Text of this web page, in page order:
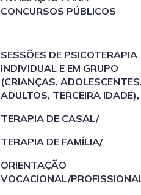
CONCURSOS PÚBLICOS
SESSÕES DE PSICOTERAPIA
INDIVIDUAL E EM GRUPO
(CRIANÇAS,
ADULTOS, TERCEIRA IDADE),
TERAPIA DE CASAL/
TERAPIA DE FAMÍLIA/
ORIENTAÇÃO
VOCACIONAL/